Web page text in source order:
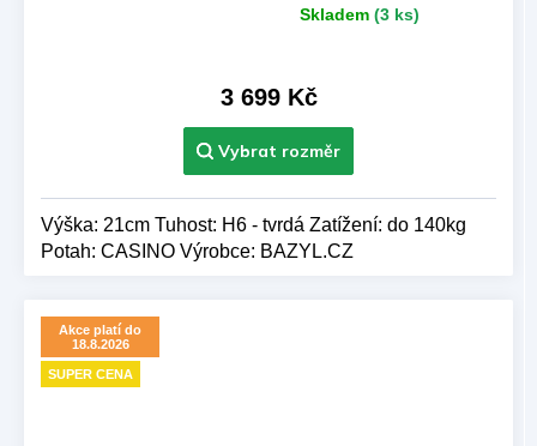
Skladem (3 ks)
3 699 Kč
Výška: 21cm Tuhost: H6 - tvrdá Zatížení: do 140kg
Potah: CASINO Výrobce: BAZYL.CZ
Akce platí do
18.8.2026
SUPER CENA